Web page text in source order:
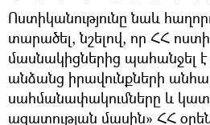
Ոստիկանությունը նաև
տարածել, նշելով, որ ՀՀ
մասնակիցներից պահանջել է
անձանց իրավունքների
սահմանափակումները և
ազատության մասին» ՀՀ